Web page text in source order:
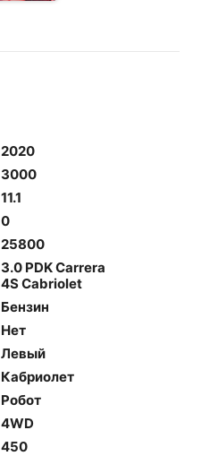
2020
3000
11.1
0
25800
3.0 PDK Carrera
4S Cabriolet
Бензин
Нет
Левый
Кабриолет
Робот
4WD
450